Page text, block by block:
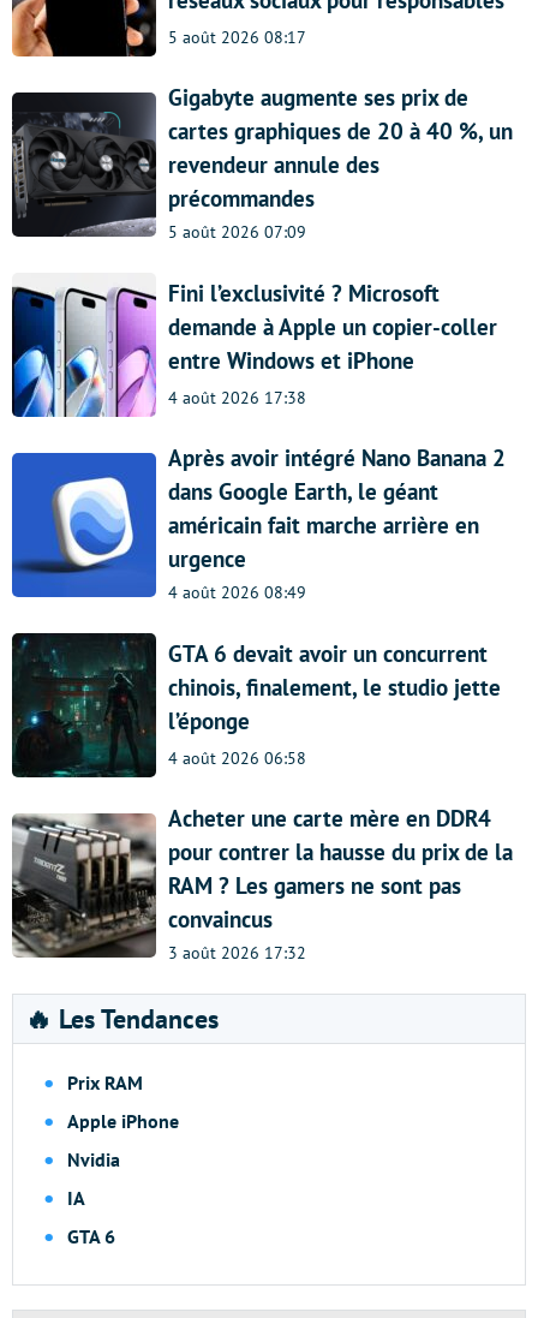
5 août 2026 08:17
Gigabyte augmente ses prix de
cartes graphiques de 20 à 40 %, un
revendeur annule des
précommandes
5 août 2026 07:09
Fini l’exclusivité ? Microsoft
demande à Apple un copier-coller
entre Windows et iPhone
4 août 2026 17:38
Après avoir intégré Nano Banana 2
dans Google Earth, le géant
américain fait marche arrière en
urgence
4 août 2026 08:49
GTA 6 devait avoir un concurrent
chinois, finalement, le studio jette
l’éponge
4 août 2026 06:58
Acheter une carte mère en DDR4
pour contrer la hausse du prix de la
RAM ? Les gamers ne sont pas
convaincus
3 août 2026 17:32
🔥 Les Tendances
Prix RAM
Apple iPhone
Nvidia
IA
GTA 6